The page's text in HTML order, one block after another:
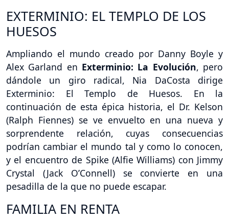
EXTERMINIO: EL TEMPLO DE LOS
HUESOS
Ampliando el mundo creado por Danny Boyle y
Alex Garland en Exterminio: La Evolución, pero
dándole un giro radical, Nia DaCosta dirige
Exterminio: El Templo de Huesos. En la
continuación de esta épica historia, el Dr. Kelson
(Ralph Fiennes) se ve envuelto en una nueva y
sorprendente relación, cuyas consecuencias
podrían cambiar el mundo tal y como lo conocen,
y el encuentro de Spike (Alfie Williams) con Jimmy
Crystal (Jack O’Connell) se convierte en una
pesadilla de la que no puede escapar.
FAMILIA EN RENTA